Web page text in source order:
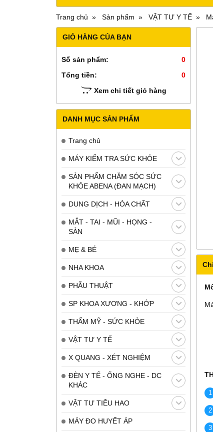
Trang chủ Sản phẩm VẬT TƯ Y TẾ
GIỎ HÀNG CỦA BẠN
Số sản phẩm:
0
Tổng tiền:
0
Xem chi tiết giỏ hàng
DANH MỤC SẢN PHẨM
Trang chủ
MÁY KIỂM TRA SỨC KHỎE
SẢN PHẨM CHĂM SÓC SỨC
KHỎE ABENA (ĐAN MẠCH)
DUNG DỊCH - HÓA CHẤT
MẮT - TAI - MŨI - HỌNG -
SẢN
MẸ & BÉ
NHA KHOA
PHẪU THUẬT
SP KHOA XƯƠNG - KHỚP
THẨM MỸ - SỨC KHỎE
VẬT TƯ Y TẾ
X QUANG - XÉT NGHIỆM
ĐÈN Y TẾ - ỐNG NGHE - DC
KHÁC
VẬT TƯ TIÊU HAO
MÁY ĐO HUYẾT ÁP